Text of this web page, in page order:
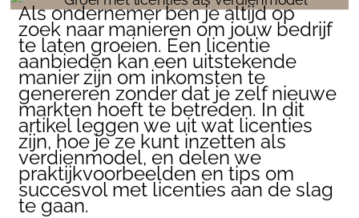
Als ondernemer ben je altijd op
zoek naar manieren om jouw bedrijf
te laten groeien. Een licentie
aanbieden kan een uitstekende
manier zijn om inkomsten te
genereren zonder dat je zelf nieuwe
markten hoeft te betreden. In dit
artikel leggen we uit wat licenties
zijn, hoe je ze kunt inzetten als
verdienmodel, en delen we
praktijkvoorbeelden en tips om
succesvol met licenties aan de slag
te gaan.